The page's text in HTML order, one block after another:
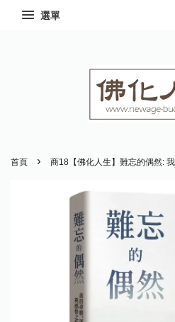
選單
首頁 › 商18【佛化人生】難忘的偶然: